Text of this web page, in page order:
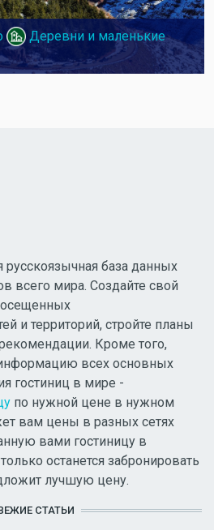
Деревни и маленькие
база данных
всего мира. Создайте свой
и территорий, стройте планы
Кроме того,
всех основных
гостиниц в мире -
по нужной цене в нужном
вам цены в разных сетях
вами гостиницу в
останется забронировать
лучшую цену.
СТАТЬИ